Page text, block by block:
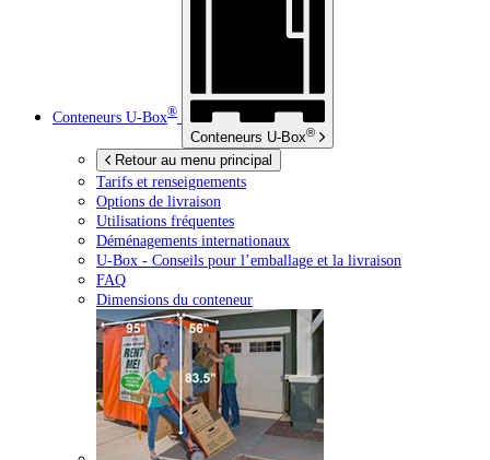
Conteneurs U-Box®
Conteneurs U-Box®
Retour au menu principal
Tarifs et renseignements
Options de livraison
Utilisations fréquentes
Déménagements internationaux
U-Box - Conseils pour l’emballage et la livraison
FAQ
Dimensions du conteneur